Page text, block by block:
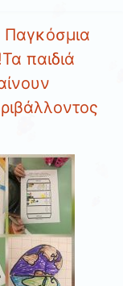
Παγκόσμια
παιδιά